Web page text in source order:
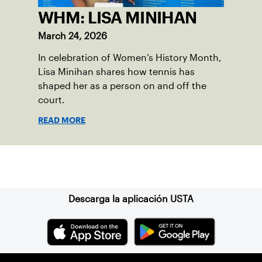
WHM: LISA MINIHAN
March 24, 2026
In celebration of Women’s History Month,
Lisa Minihan shares how tennis has
shaped her as a person on and off the
court.
READ MORE
Descarga la aplicación USTA